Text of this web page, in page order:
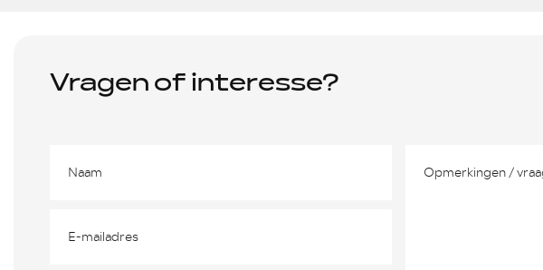
Vragen of interesse?